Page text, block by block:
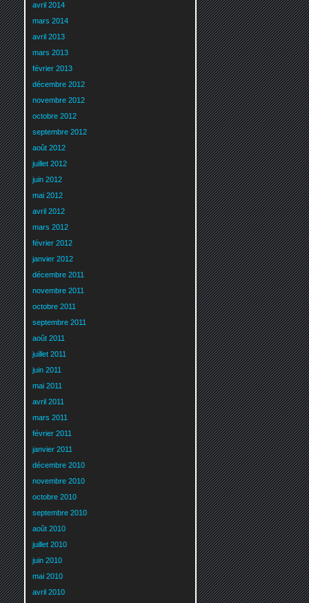
avril 2014
mars 2014
avril 2013
mars 2013
février 2013
décembre 2012
novembre 2012
octobre 2012
septembre 2012
août 2012
juillet 2012
juin 2012
mai 2012
avril 2012
mars 2012
février 2012
janvier 2012
décembre 2011
novembre 2011
octobre 2011
septembre 2011
août 2011
juillet 2011
juin 2011
mai 2011
avril 2011
mars 2011
février 2011
janvier 2011
décembre 2010
novembre 2010
octobre 2010
septembre 2010
août 2010
juillet 2010
juin 2010
mai 2010
avril 2010